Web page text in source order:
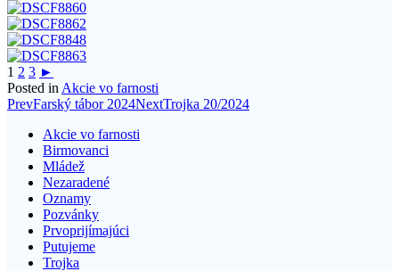
1 2 3 ►
Posted in Akcie vo farnosti
Post
navigation
PrevFarský tábor 2024NextTrojka 20/2024
Akcie vo farnosti
Birmovanci
Mládež
Nezaradené
Oznamy
Pozvánky
Prvoprijímajúci
Putujeme
Trojka